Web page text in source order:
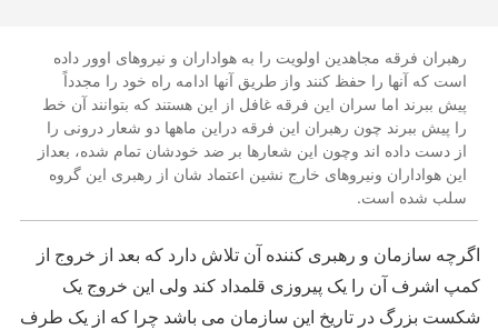
رهبران فرقه مجاهدین اولویت را به هواداران و نیروهای اوور داده
است که آنها را حفظ کنند واز طریق آنها ادامه راه خود را مجدداً
پیش ببرند اما سران این فرقه غافل از این هستند که بتوانند آن خط
را پیش ببرند چون رهبران این فرقه دراین ماهها دو شعار درونی را
از دست داده اند وچون این شعارها بر ضد خودشان تمام شده، بعداز
این هواداران ونیروهای خارج نشین اعتماد شان از رهبری این گروه
سلب شده است.
اگرچه سازمان و رهبری کننده آن تلاش دارد که بعد از خروج از
کمپ اشرف آن را یک پیروزی قلمداد کند ولی این خروج یک
شکست بزرگ در تاریخ این سازمان می باشد چرا که از یک طرف